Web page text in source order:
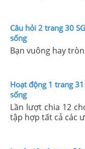
Câu hỏi 2 trang 30
sống
Bạn vuông hay
Hoạt động 1 trang
sống
Lần lượt chia 12
tập hợp tất cả các